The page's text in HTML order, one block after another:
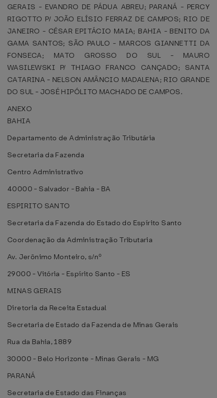
GERAIS - EVANDRO DE PÁDUA ABREU; PARANÁ - PERCY
RIGOTTO P/ JOÃO ELÍSIO FERRAZ DE CAMPOS; RIO DE
JANEIRO - CÉSAR EPITÁCIO MAIA; BAHIA - BENITO DA
GAMA SANTOS; SÃO PAULO - MARCOS GIANNETTI DA
FONSECA; MATO GROSSO DO SUL - MAURO
WASILEWSKI P/ THIAGO FRANCO CANÇADO; SANTA
CATARINA - NELSON AMÂNCIO MADALENA; RIO GRANDE
DO SUL - JOSÉ HIPÓLITO MACHADO DE CAMPOS.
ANEXO
BAHIA
Departamento de Administração Tributária
Secretaria da Fazenda
Centro Administrativo
40000 - Salvador - Bahia - BA
ESPIRITO SANTO
Secretaria da Fazenda do Estado do Espírito Santo
Coordenação da Administração Tributaria
Av. Jerônimo Monteiro, s/nº
29000 - Vitória - Espírito Santo - ES
MINAS GERAIS
Diretoria da Receita Estadual
Secretaria de Estado da Fazenda de Minas Gerais
Rua da Bahia, 1889
30000 - Belo Horizonte - Minas Gerais - MG
PARANÁ
Secretaria de Estado das Finanças